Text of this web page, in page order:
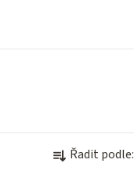
Ř Řadit podle: